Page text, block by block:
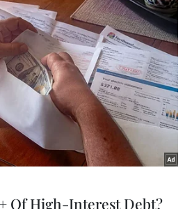
chiến' hồi sức lớn nhất
Chí Minh
đợt dịch nặng nề nhất, đặc biệt
phía Nam. Chiến lược giảm
quan tâm nhất khi mỗi ngày
vượt 300 ca.
Of High-Interest Debt?